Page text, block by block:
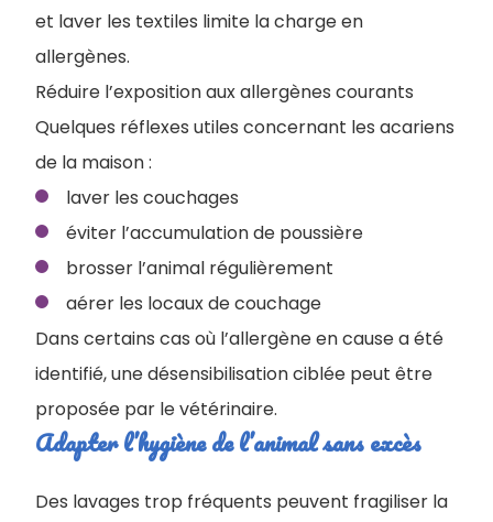
et laver les textiles limite la charge en
allergènes.
Réduire l’exposition aux allergènes courants
Quelques réflexes utiles concernant les acariens
de la maison :
laver les couchages
éviter l’accumulation de poussière
brosser l’animal régulièrement
aérer les locaux de couchage
Dans certains cas où l’allergène en cause a été
identifié, une désensibilisation ciblée peut être
proposée par le vétérinaire.
Adapter l’hygiène de l’animal sans excès
Des lavages trop fréquents peuvent fragiliser la